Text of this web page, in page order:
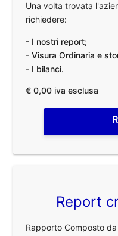
Una volta trovata
richiedere:
- I nostri report;
- Visura Ordinaria e
- I bilanci.
€ 0,00 iva esclusa
Report
Rapporto Composto